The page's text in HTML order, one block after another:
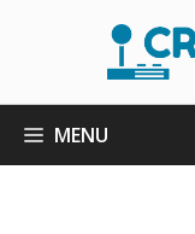
MENU